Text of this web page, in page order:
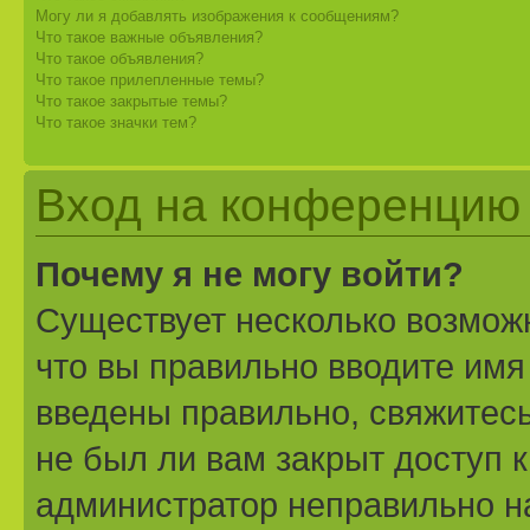
Могу ли я добавлять изображения к сообщениям?
Что такое важные объявления?
Что такое объявления?
Что такое прилепленные темы?
Что такое закрытые темы?
Что такое значки тем?
Вход на конференцию
Почему я не могу войти?
Существует несколько
что вы правильно вводите
введены правильно,
не был ли вам закрыт доступ
администратор неправильно